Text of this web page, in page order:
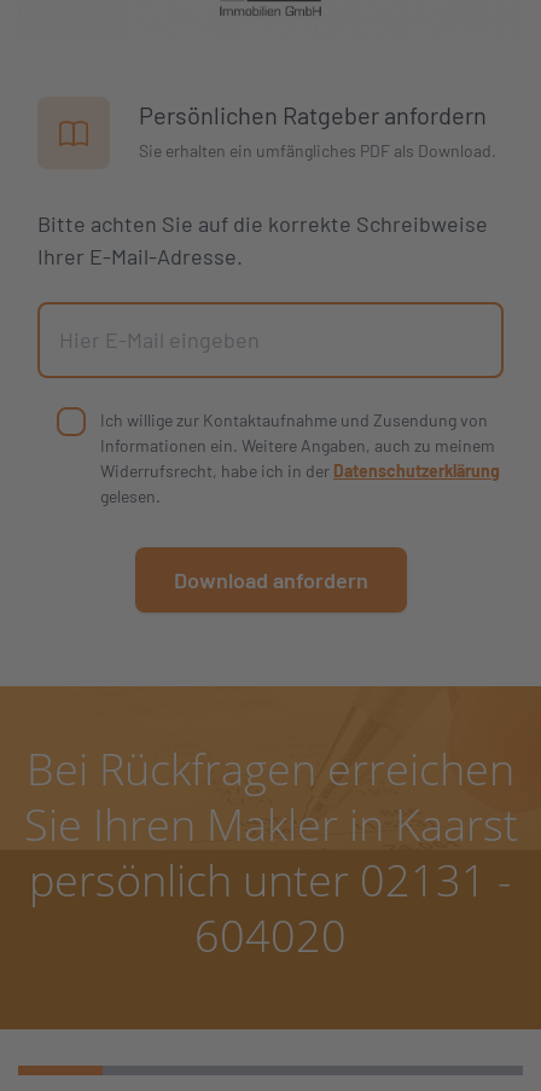
Bei Rückfragen erreichen
Sie Ihren Makler in Kaarst
persönlich unter 02131 -
604020